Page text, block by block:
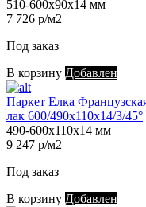
510-600х90х14 мм
7 726 р/м2
Под заказ
В корзину Добавлен
Паркет Елка
лак 600/490х110х14/3/45°
490-600х110х14 мм
9 247 р/м2
Под заказ
В корзину Добавлен